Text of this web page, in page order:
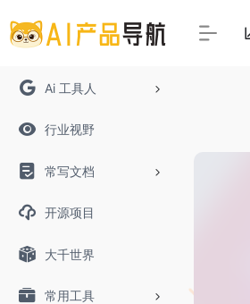
Ai 工具人
行业视野
常写文档
开源项目
大千世界
常用工具